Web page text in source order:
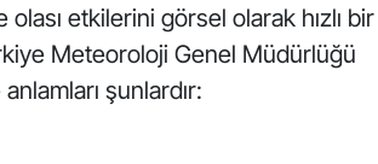
etkilerini görsel olarak hızlı bir
Meteoroloji Genel Müdürlüğü
şunlardır: